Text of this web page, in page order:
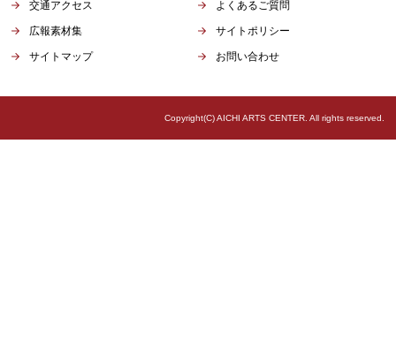
交通アクセス よくあるご質問
広報素材集 サイトポリシー
サイトマップ お問い合わせ
Copyright(C) AICHI ARTS CENTER. All rights reserved.